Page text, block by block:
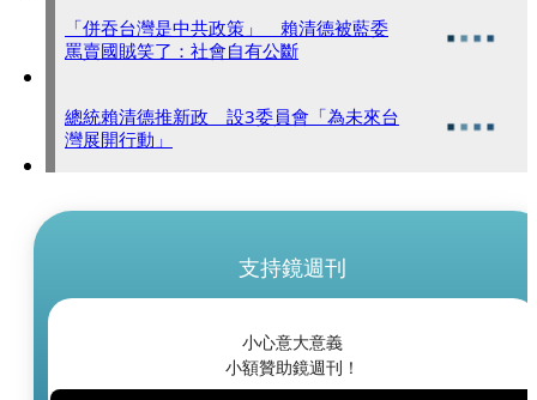
「併吞台灣是中共政策」 賴清德被藍委
罵賣國賊笑了：社會自有公斷
總統賴清德推新政 設3委員會「為未來台
灣展開行動」
支持鏡週刊
小心意大意義
小額贊助鏡週刊！